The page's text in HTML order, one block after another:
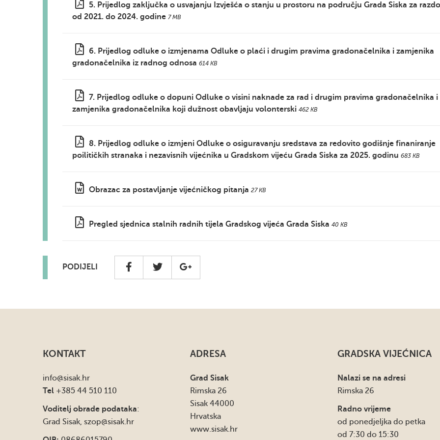
5. Prijedlog zaključka o usvajanju Izvješća o stanju u prostoru na području Grada Siska za
od 2021. do 2024. godine 7 MB
6. Prijedlog odluke o izmjenama Odluke o plaći i drugim pravima gradonačelnika i zamjenika
gradonačelnika iz radnog odnosa 614 KB
7. Prijedlog odluke o dopuni Odluke o visini naknade za rad i drugim pravima gradonačelnika i
zamjenika gradonačelnika koji dužnost obavljaju volonterski 462 KB
8. Prijedlog odluke o izmjeni Odluke o osiguravanju sredstava za redovito godišnje finaniranje
poilitičkih stranaka i nezavisnih vijećnika u Gradskom vijeću Grada Siska za 2025. godinu 683 KB
Obrazac za postavljanje vijećničkog pitanja 27 KB
Pregled sjednica stalnih radnih tijela Gradskog vijeća Grada Siska 40 KB
PODIJELI
KONTAKT
info@sisak.hr
Tel +385 44 510 110
Voditelj obrade podataka:
Grad Sisak, szop@sisak.hr
ADRESA
Grad Sisak
Rimska 26
Sisak 44000
Hrvatska
www.sisak.hr
GRADSKA VIJEĆNICA
Nalazi se na adresi
Rimska 26
Radno vrijeme
od ponedjeljka do petka
od 7:30 do 15:30